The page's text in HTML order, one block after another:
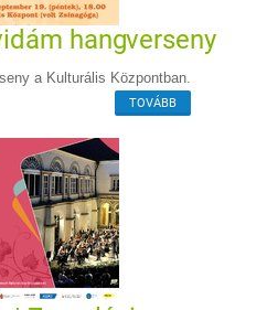
hangverseny
a Kulturális Központban.
TOVÁBB